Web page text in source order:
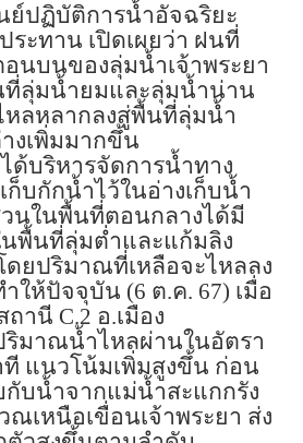
ย์ปฏิบัติการน้ำอัจฉริยะ
ระทาน เปิดเผยว่า ฝนที่
นบนของลุ่มน้ำเจ้าพระยา
ที่ลุ่มน้ำยมและลุ่มน้ำน่าน
หลหลากลงสู่พื้นที่ลุ่มน้ำ
งเพิ่มมากขึ้น
ด้บริหารจัดการน้ำทาง
บกักน้ำไว้ในอ่างเก็บน้ำ
นในพื้นที่ตอนกลางได้มี
นพื้นที่ลุ่มต่ำและแก้มลิง
ดยปริมาณที่เหลือจะไหลลง
ให้ปัจจุบัน (6 ต.ค. 67) เมื่อ
ถานี C.2 อ.เมือง
ริมาณน้ำไหลผ่านในอัตรา
ที แนวโน้มเพิ่มสูงขึ้น ก่อน
กับน้ำจากแม่น้ำสะแกกรัง
ณเหนือเขื่อนเจ้าพระยา ส่ง